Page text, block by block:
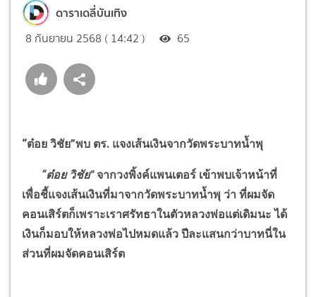
ดาราเดลี่บันเทิง
8 กันยายน 2568 ( 14:42 ) 65
“ต๋อย วิชัย”พบ ตร. แจงเส้นเงินจากวัดพระบาทน้ำพุ
“ต๋อย วิชัย”จากวงพิ้งค์แพนเตอร์ เข้าพบเจ้าหน้าที่
เพื่อชี้แจงเส้นเงินที่มาจากวัดพระบาทน้ำพุ ว่า ที่ผมจัด
คอนเสิร์ตก็เพราะเราศรัทธาในตัวหลวงพ่อแต่เดิมนะ ได้
เงินก็มอบให้หลวงพ่อไปหมดแล้ว ปีละแสนกว่าบาทนี่ใน
ส่วนที่ผมจัดคอนเสิร์ต